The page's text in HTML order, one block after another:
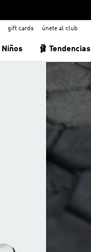
gift cards únete al club
Niños 🩰 Tendencias